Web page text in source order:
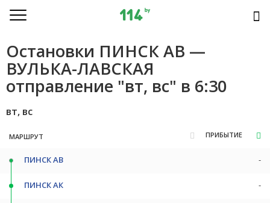
Остановки ПИНСК АВ —
ВУЛЬКА-ЛАВСКАЯ
отправление "вт, вс" в 6:30
вт, вс
МАРШРУТ ПРИБЫТИЕ
ПИНСК АВ -
ПИНСК АК -